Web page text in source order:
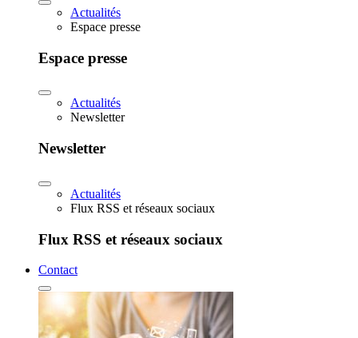
Actualités
Espace presse
Espace presse
Actualités
Newsletter
Newsletter
Actualités
Flux RSS et réseaux sociaux
Flux RSS et réseaux sociaux
Contact